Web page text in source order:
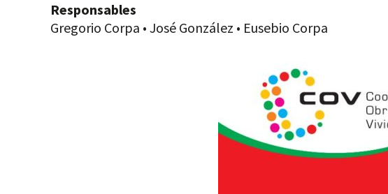
Responsables
Gregorio Corpa • José González • Eusebio Corpa